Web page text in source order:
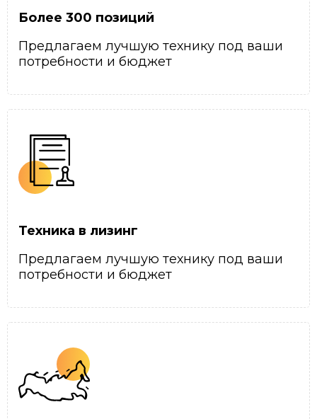
Более 300 позиций
Предлагаем лучшую технику под ваши
потребности и бюджет
Техника в лизинг
Предлагаем лучшую технику под ваши
потребности и бюджет